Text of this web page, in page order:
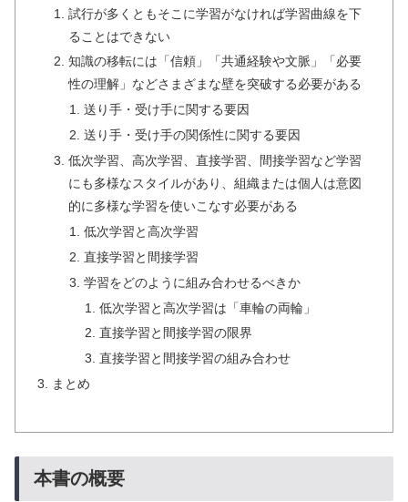
試行が多くともそこに学習がなければ学習曲線を下
ることはできない
知識の移転には「信頼」「共通経験や文脈」「必要
性の理解」などさまざまな壁を突破する必要がある
送り手・受け手に関する要因
送り手・受け手の関係性に関する要因
低次学習、高次学習、直接学習、間接学習など学習
にも多様なスタイルがあり、組織または個人は意図
的に多様な学習を使いこなす必要がある
低次学習と高次学習
直接学習と間接学習
学習をどのように組み合わせるべきか
低次学習と高次学習は「車輪の両輪」
直接学習と間接学習の限界
直接学習と間接学習の組み合わせ
まとめ
本書の概要